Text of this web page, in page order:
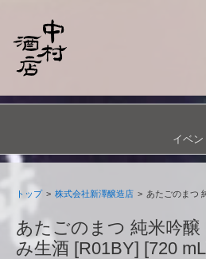
イベン
トップ > 株式会社新澤醸造店 > あたごのまつ
あたごのまつ 純米吟
み生酒 [R01BY] [720